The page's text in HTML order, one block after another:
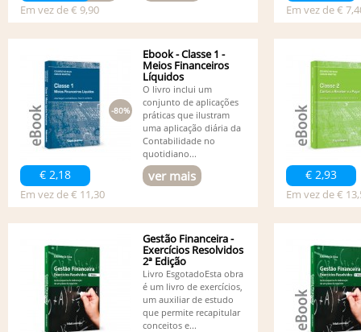
Em vez de € 9,90 Em vez de €
€ 2,18
Em vez de € 11,30
-80%
Ebook - Classe 1 -
Meios Financeiros
Líquidos
O livro inclui um
conjunto de aplicações
práticas que ilustram
uma aplicação diária da
Contabilidade no
quotidiano...
ver mais € 2,93
Em vez de €
Gestão Financeira -
Exercícios Resolvidos
2ª Edição
Livro EsgotadoEsta obra
é um livro de exercícios,
um auxiliar de estudo
que permite recapitular
conceitos e...